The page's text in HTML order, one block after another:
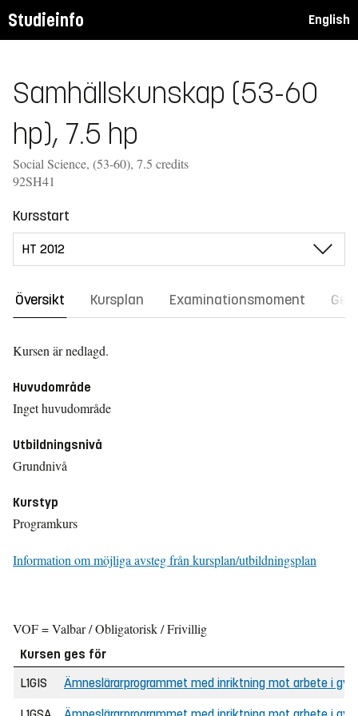
Studieinfo English
Samhällskunskap (53-60
hp), 7.5 hp
Social Science, (53-60), 7.5 credits
92SH41
Kursstart
Översikt Kursplan Examinationsmoment
Kursen är nedlagd.
Huvudområde
Inget huvudområde
Utbildningsnivå
Grundnivå
Kurstyp
Programkurs
Information om möjliga avsteg från kursplan/utbildningsplan
VOF = Valbar / Obligatorisk / Frivillig
Kursen ges för
L1GIS
Ämneslärarprogrammet med inriktning mot arbete i